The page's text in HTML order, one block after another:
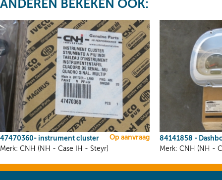
ANDEREN BEKEKEN OOK:
47470360- instrument cluster
Merk: CNH (NH - Case IH - Steyr)
Op aanvraag 84141858 -
Merk: CNH (NH -